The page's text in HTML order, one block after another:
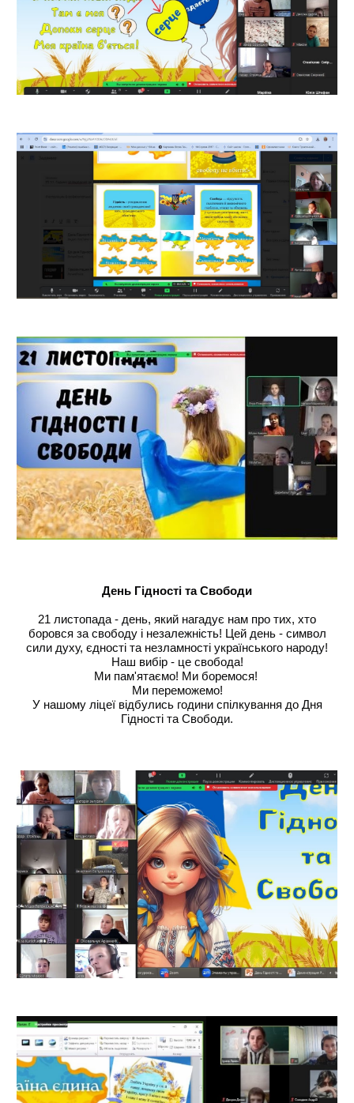
День Гідності та Свободи
21 листопада - день, який нагадує нам про тих, хто
боровся за свободу і незалежність! Цей день - символ
сили духу, єдності та незламності українського народу!
Наш вибір - це свобода!
Ми пам'ятаємо! Ми боремося!
Ми переможемо!
У нашому ліцеї відбулись години спілкування до Дня
Гідності та Свободи.